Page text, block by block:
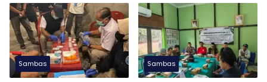
III untuk Perkuat Aspirasi
Perbatasan
Sambas Sambas